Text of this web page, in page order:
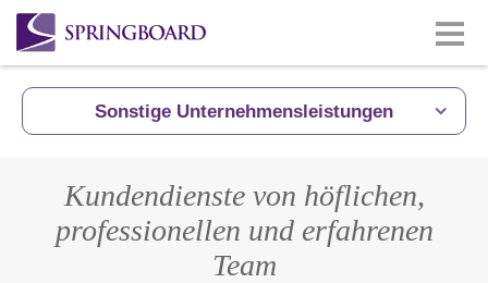
Sonstige Unternehmensleistungen
Kundendienste von höflichen,
professionellen und erfahrenen
Team